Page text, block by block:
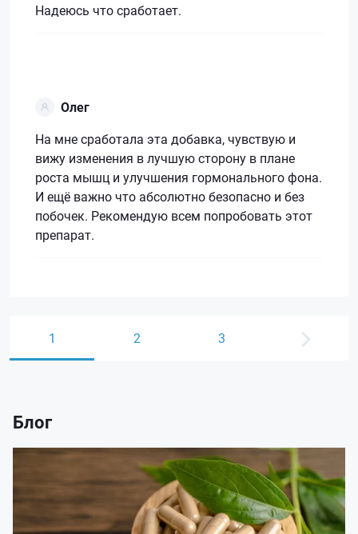
Надеюсь что сработает.
Олег
На мне сработала эта добавка, чувствую и
вижу изменения в лучшую сторону в плане
роста мышц и улучшения гормонального фона.
И ещё важно что абсолютно безопасно и без
побочек. Рекомендую всем попробовать этот
препарат.
1 2 3
Блог